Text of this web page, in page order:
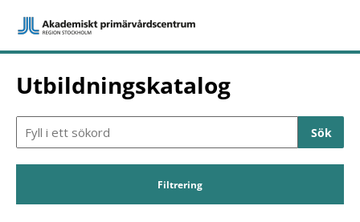
Utbildningskatalog
Sökfält
Filtrering